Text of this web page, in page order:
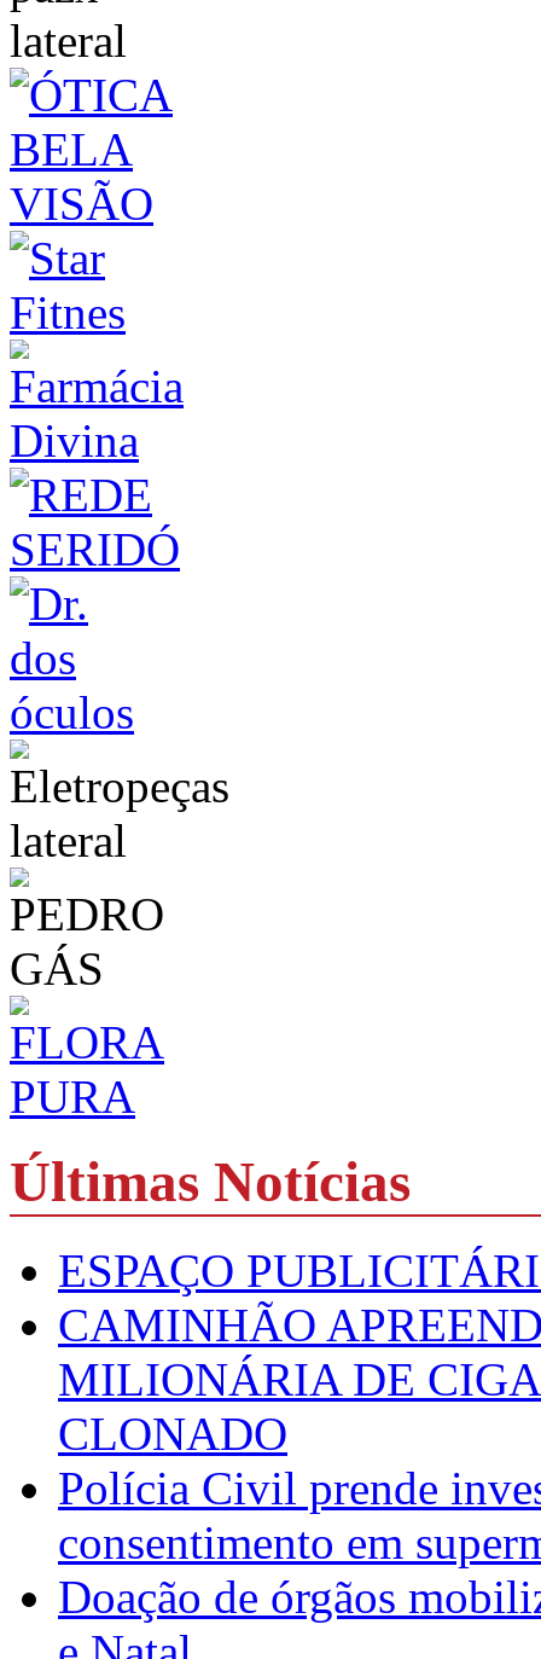
Últimas Notícias
ESPAÇO
CAMINHÃO
MILIONÁRIA DE
CLONADO
Polícia Civil prende
consentimento em
Doação de órgãos